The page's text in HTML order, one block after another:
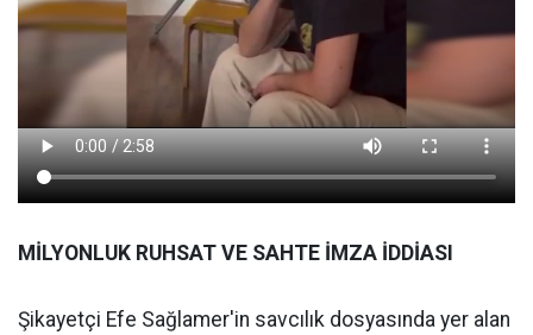
MİLYONLUK RUHSAT VE SAHTE İMZA İDDİASI
Şikayetçi Efe Sağlamer'in savcılık dosyasında yer alan